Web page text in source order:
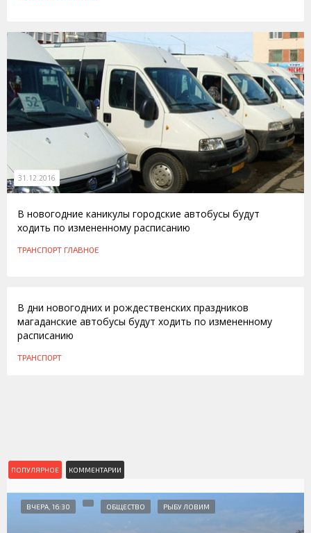
31.12.2016
В новогодние каникулы городские автобусы будут
ходить по измененному расписанию
ТРАНСПОРТ ГЛАВНОЕ
В дни новогодних и рождественских праздников
магаданские автобусы будут ходить по измененному
расписанию
ТРАНСПОРТ
ПОПУЛЯРНОЕ КОММЕНТАРИИ
ВЧЕРА, 16:30 ОБЩЕСТВО РЫБУ ЛОВИМ